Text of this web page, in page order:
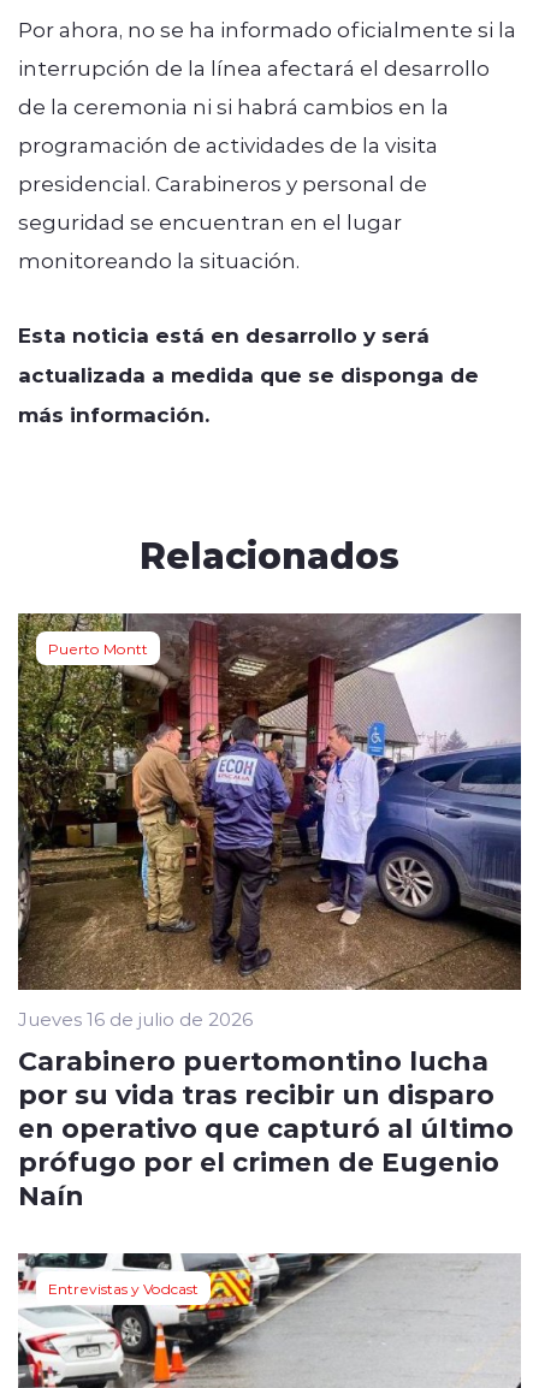
Por ahora, no se ha informado oficialmente si la
interrupción de la línea afectará el desarrollo
de la ceremonia ni si habrá cambios en la
programación de actividades de la visita
presidencial. Carabineros y personal de
seguridad se encuentran en el lugar
monitoreando la situación.
Esta noticia está en desarrollo y será
actualizada a medida que se disponga de
más información.
Relacionados
Puerto Montt
Jueves 16 de julio de 2026
Carabinero puertomontino lucha
por su vida tras recibir un disparo
en operativo que capturó al último
prófugo por el crimen de Eugenio
Naín
Entrevistas y Vodcast